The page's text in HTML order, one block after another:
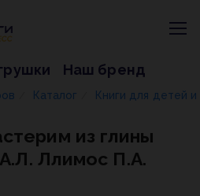
Наш бренд
Каталог Книги для детей
из глины
Ллимос П.А.